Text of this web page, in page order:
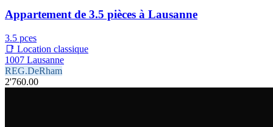
Appartement de 3.5 pièces à Lausanne
3.5 pces
📑 Location classique
1007 Lausanne
REG.DeRham
2'760.00